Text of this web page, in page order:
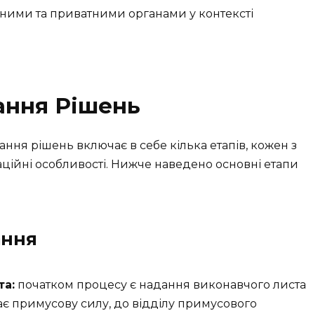
та приватними органами у контексті
Рішень
рішень включає в себе кілька етапів, кожен з
особливості. Нижче наведено основні етапи
початком процесу є надання виконавчого листа
примусову силу, до відділу примусового